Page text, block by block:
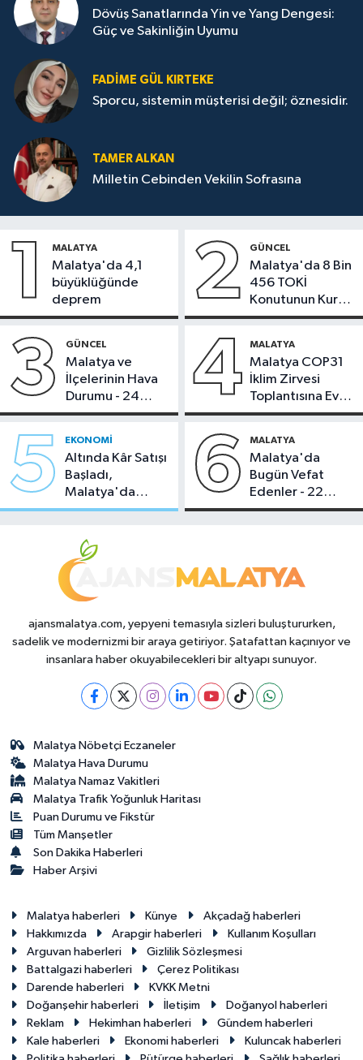
Dövüş Sanatlarında Yin ve Yang Dengesi:
Güç ve Sakinliğin Uyumu
FADIME GÜL KIRTEKE
Sporcu, sistemin müşterisi değil; öznesidir.
TAMER ALKAN
Milletin Cebinden Vekilin Sofrasına
1 MALATYA
Malatya'da 4,1
büyüklüğünde
deprem
2 GÜNCEL
Malatya'da 8 Bin
456 TOKİ
Konutunun Kurası
Bugün Çekiliyor
3 GÜNCEL
Malatya ve
İlçelerinin Hava
Durumu - 24
Temmuz 2026
4 MALATYA
Malatya COP31
İklim Zirvesi
Toplantısına Ev
Sahipliği Yaptı
5 EKONOMI
Altında Kâr Satışı
Başladı,
Malatya'da
Makas Ne
6 MALATYA
Malatya'da
Bugün Vefat
Edenler - 22
Temmuz 2026
ajansmalatya.com, yepyeni temasıyla sizleri buluştururken,
sadelik ve modernizmi bir araya getiriyor. Şatafattan kaçınıyor ve
insanlara haber okuyabilecekleri bir altyapı sunuyor.
Malatya Nöbetçi Eczaneler
Malatya Hava Durumu
Malatya Namaz Vakitleri
Malatya Trafik Yoğunluk Haritası
Puan Durumu ve Fikstür
Tüm Manşetler
Son Dakika Haberleri
Haber Arşivi
Malatya haberleri Künye
Akçadağ haberleri
Hakkımızda
Arapgir haberleri
Kullanım Koşulları
Arguvan haberleri
Gizlilik Sözleşmesi
Battalgazi haberleri
Çerez Politikası
Darende haberleri
KVKK Metni
Doğanşehir haberleri
İletişim
Doğanyol haberleri
Reklam
Hekimhan haberleri
Gündem haberleri
Kale haberleri
Ekonomi haberleri
Kuluncak haberleri